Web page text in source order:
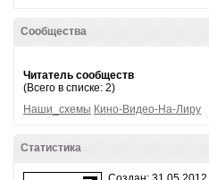
Сообщества
Читатель сообществ
(Всего в списке: 2)
Наши_схемы Кино-Видео-На-Лиру
Статистика